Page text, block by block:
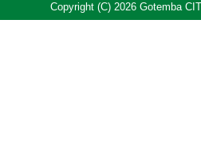
Copyright (C) 2026 Gotemba